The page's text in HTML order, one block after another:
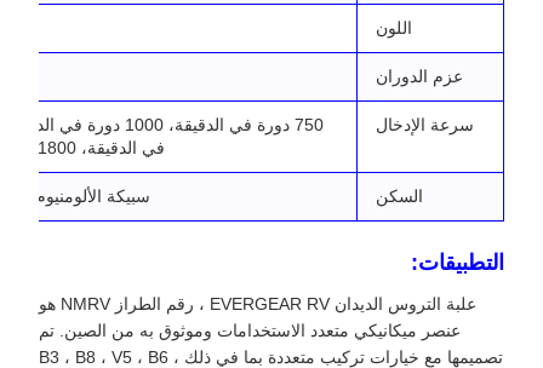
اللون
عزم الدوران
سرعة الإدخال
في الدقيقة، 1800 دورة في الدقيقة
السكن سبيكة الألومنيوم أو
التطبيقات:
علبة التروس الديدان EVERGEAR RV ، رقم الطراز NMRV هو
عنصر ميكانيكي متعدد الاستخدامات وموثوق به من الصين. تم
تصميمها مع خيارات تركيب متعددة بما في ذلك B3 ، B8 ، V5 ، B6 ،